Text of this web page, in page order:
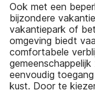
Ook met een
bijzondere
vakantiepark of
omgeving biedt
comfortabele
eenvoudig
kust. Door te